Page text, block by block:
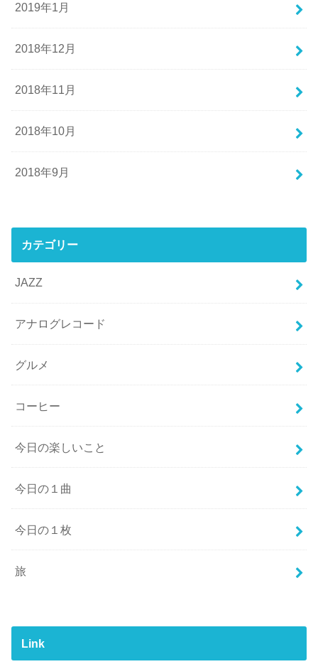
2019年1月
2018年12月
2018年11月
2018年10月
2018年9月
カテゴリー
JAZZ
アナログレコード
グルメ
コーヒー
今日の楽しいこと
今日の１曲
今日の１枚
旅
Link